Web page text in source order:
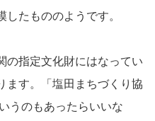
たもののようです。
の指定文化財にはなってい
ます。「塩田まちづくり協
うのもあったらいいな